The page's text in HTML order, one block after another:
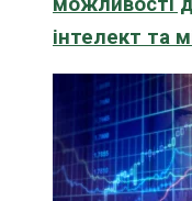
інтелект та